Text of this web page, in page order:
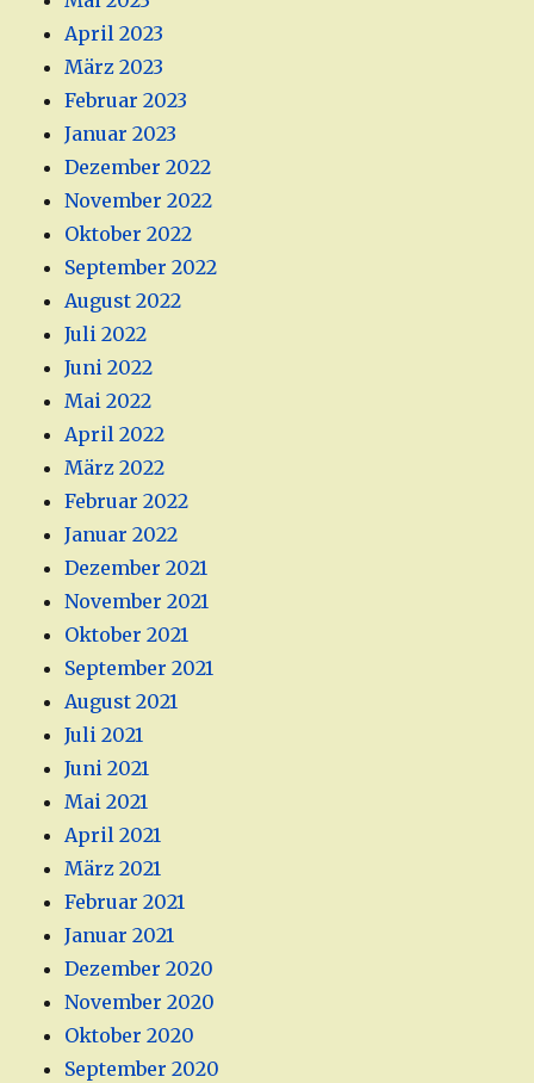
April 2023
März 2023
Februar 2023
Januar 2023
Dezember 2022
November 2022
Oktober 2022
September 2022
August 2022
Juli 2022
Juni 2022
Mai 2022
April 2022
März 2022
Februar 2022
Januar 2022
Dezember 2021
November 2021
Oktober 2021
September 2021
August 2021
Juli 2021
Juni 2021
Mai 2021
April 2021
März 2021
Februar 2021
Januar 2021
Dezember 2020
November 2020
Oktober 2020
September 2020